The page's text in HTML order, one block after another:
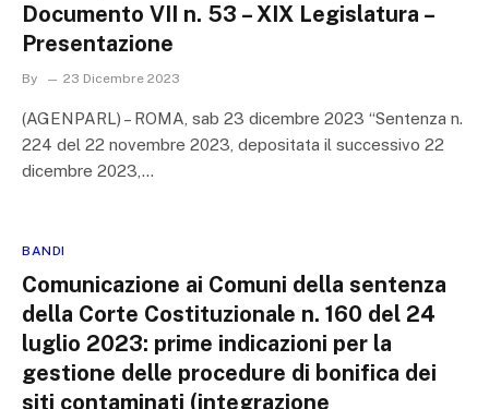
Documento VII n. 53 – XIX Legislatura –
Presentazione
By 23 Dicembre 2023
(AGENPARL) – ROMA, sab 23 dicembre 2023 “Sentenza n.
224 del 22 novembre 2023, depositata il successivo 22
dicembre 2023,…
BANDI
Comunicazione ai Comuni della sentenza
della Corte Costituzionale n. 160 del 24
luglio 2023: prime indicazioni per la
gestione delle procedure di bonifica dei
siti contaminati (integrazione